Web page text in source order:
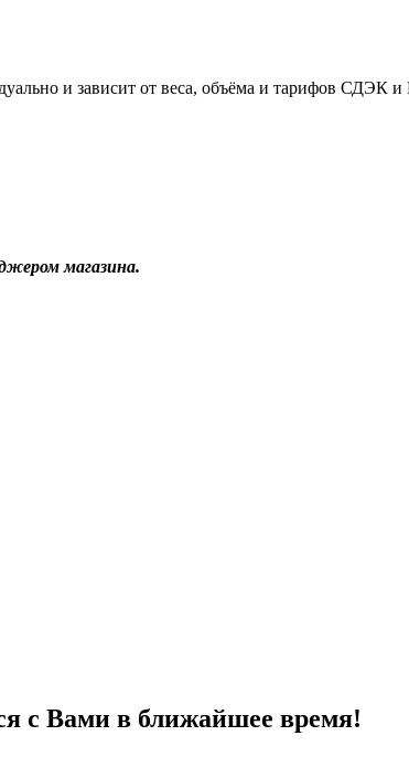
и зависит от веса, объёма и тарифов СДЭК
магазина.
с Вами в ближайшее время!